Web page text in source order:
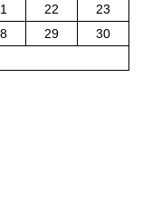
22
23
29
30